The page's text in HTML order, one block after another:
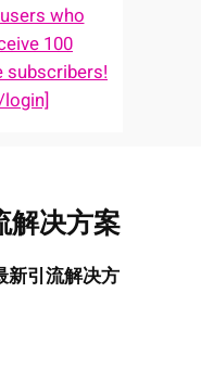
who
100
subscribers!
解决方案
新引流解决方